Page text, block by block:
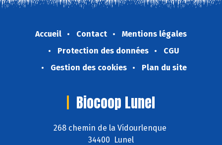
Accueil Contact
Mentions légales
Protection des données
CGU
Gestion des cookies
Plan du site
Biocoop Lunel
268 chemin de la Vidourlenque
34400 Lunel